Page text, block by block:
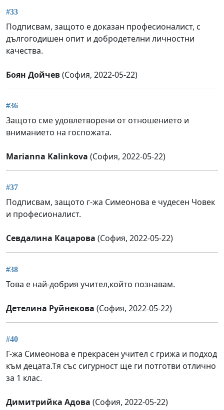
#33
Подписвам, защото е доказан професионалист, с
дългогодишен опит и добродетелни личностни
качества.
Боян Дойчев(София, 2022-05-22)
#36
Защото сме удовлетворени от отношението и
вниманието на госпожата.
Marianna Kalinkova (София, 2022-05-22)
#37
Подписвам, защото г-жа Симеонова е чудесен Човек
и професионалист.
Севдалина Кацарова (София, 2022-05-22)
#38
Това е най-добрия учител,който познавам.
Детелина Руйнекова (София, 2022-05-22)
#40
Г-жа Симеонова е прекрасен учител с грижа и подход
към децата.Тя със сигурност ще ги потготви отлично
за 1 клас.
Димитрийка Адова (София, 2022-05-22)